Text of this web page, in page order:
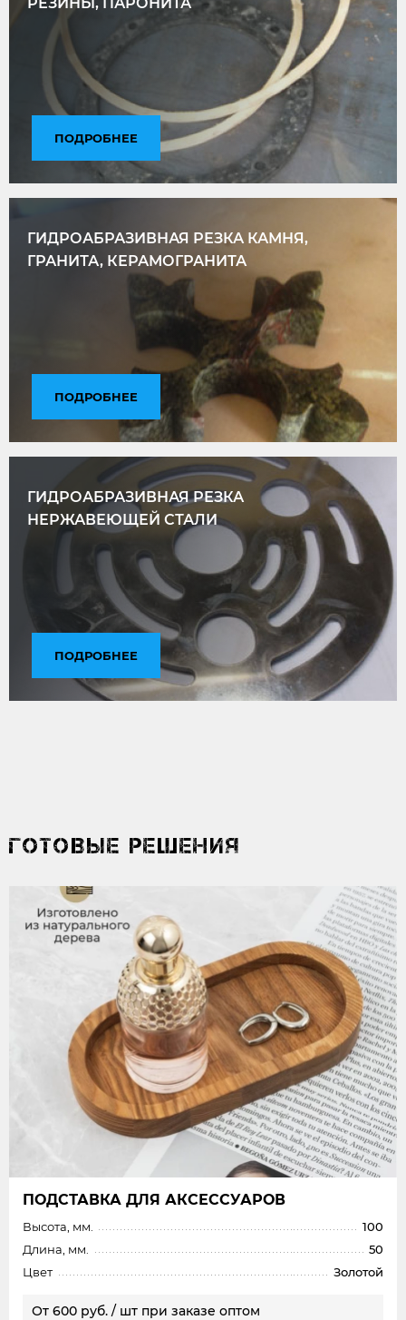
ПОДРОБНЕЕ
ГИДРОАБРАЗИВНАЯ РЕЗКА КАМНЯ,
ГРАНИТА, КЕРАМОГРАНИТА
ПОДРОБНЕЕ
ГИДРОАБРАЗИВНАЯ РЕЗКА
НЕРЖАВЕЮЩЕЙ СТАЛИ
ПОДРОБНЕЕ
ГОТОВЫЕ РЕШЕНИЯ
ПОДСТАВКА ДЛЯ АКСЕССУАРОВ
Высота, мм.
100
Длина, мм.
50
Цвет
Золотой
От 600 руб. / шт при заказе оптом